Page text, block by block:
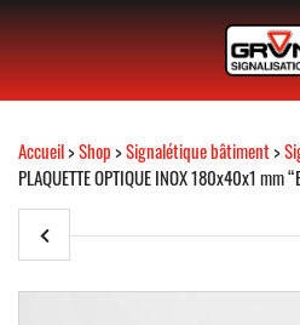
Accueil>Shop>Signalétique bâtiment>
PLAQUETTE OPTIQUE INOX 180x40x1 mm